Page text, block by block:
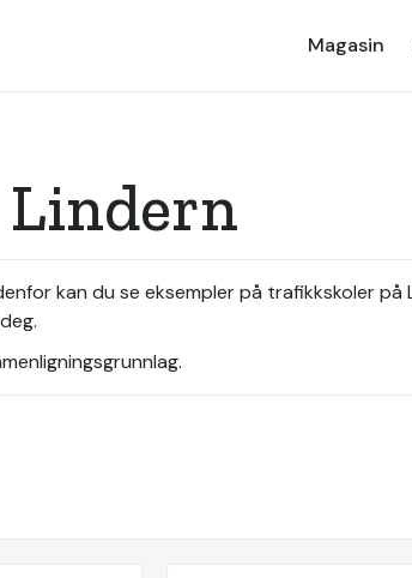
Magasin
kan du se eksempler på trafikkskoler på